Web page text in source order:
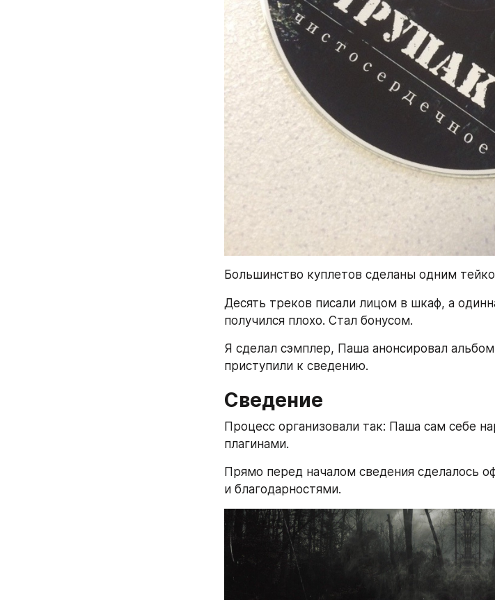
Большинство куплетов сделаны одним
Десять треков писали лицом в шкаф, а
получился плохо. Стал бонусом.
Я сделал сэмплер, Паша анонсировал
приступили к сведению.
Сведение
Процесс организовали так: Паша сам себе
плагинами.
Прямо перед началом сведения сделалось
и благодарностями.